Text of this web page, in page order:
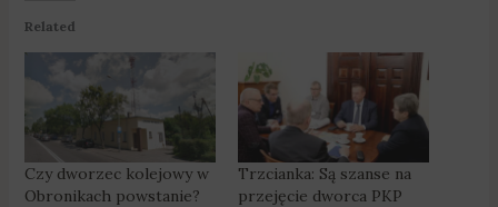
Related
Czy dworzec kolejowy w
Obronikach powstanie?
Trzcianka: Są szanse na
przejęcie dworca PKP